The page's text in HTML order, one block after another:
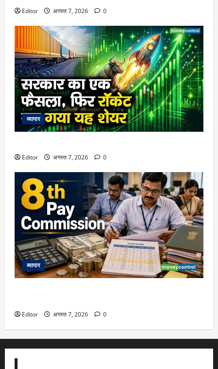
Editor अगस्त 7, 2026 0
व्यापार
Editor अगस्त 7, 2026 0
व्यापार
Editor अगस्त 7, 2026 0